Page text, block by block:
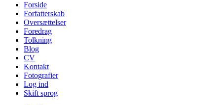
Forside
Forfatterskab
Oversættelser
Foredrag
Tolkning
Blog
CV
Kontakt
Fotografier
Log ind
Skift sprog